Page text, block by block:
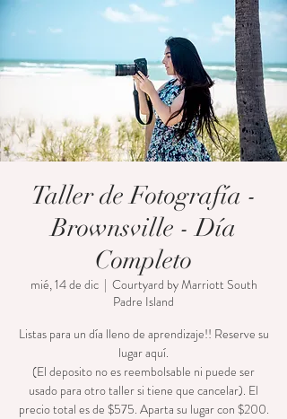
Taller de Fotografía -
Brownsville - Día
Completo
mié, 14 de dic
  |
Courtyard by Marriott South
Padre Island
Listas para un día lleno de aprendizaje!! Reserve su
lugar aquí.
(El deposito no es reembolsable ni puede ser
usado para otro taller si tiene que cancelar). El
precio total es de $575. Aparta su lugar con $200.